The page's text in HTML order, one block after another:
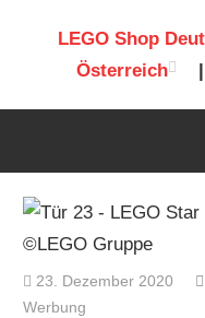
LEGO Shop
Österreich
23. Dezember 2020
Werbung